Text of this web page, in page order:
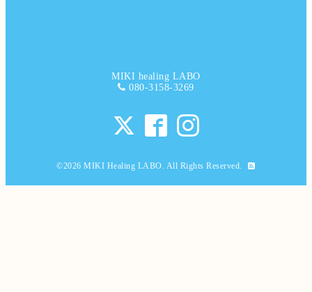
MIKI healing LABO
080-3158-3269
©2026MIKI Healing LABO. All Rights Reserved.